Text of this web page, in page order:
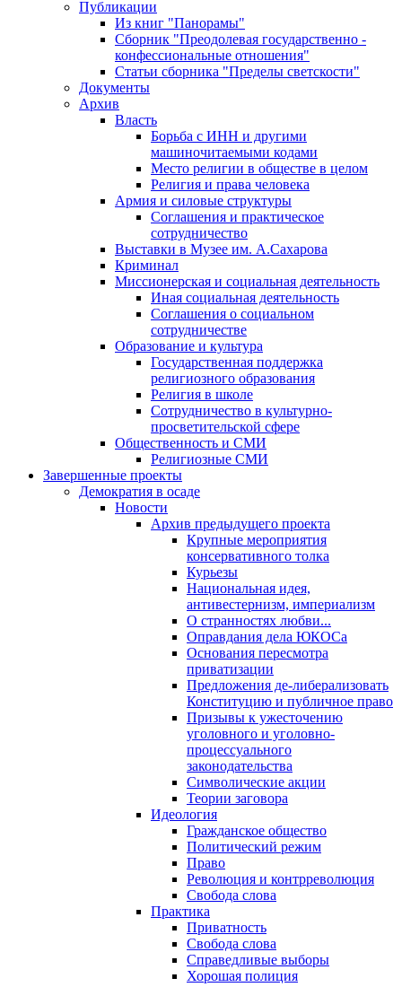
Публикации
Из книг "Панорамы"
Сборник "Преодолевая государственно -
конфессиональные отношения"
Статьи сборника "Пределы светскости"
Документы
Архив
Власть
Борьба с ИНН и другими
машиночитаемыми кодами
Место религии в обществе в целом
Религия и права человека
Армия и силовые структуры
Соглашения и практическое
сотрудничество
Выставки в Музее им. А.Сахарова
Криминал
Миссионерская и социальная деятельность
Иная социальная деятельность
Соглашения о социальном
сотрудничестве
Образование и культура
Государственная поддержка
религиозного образования
Религия в школе
Сотрудничество в культурно-
просветительской сфере
Общественность и СМИ
Религиозные СМИ
Завершенные проекты
Демократия в осаде
Новости
Архив предыдущего проекта
Крупные мероприятия
консервативного толка
Курьезы
Национальная идея,
антивестернизм, империализм
О странностях любви...
Оправдания дела ЮКОСа
Основания пересмотра
приватизации
Предложения де-либерализовать
Конституцию и публичное право
Призывы к ужесточению
уголовного и уголовно-
процессуального
законодательства
Символические акции
Теории заговора
Идеология
Гражданское общество
Политический режим
Право
Революция и контрреволюция
Свобода слова
Практика
Приватность
Свобода слова
Справедливые выборы
Хорошая полиция